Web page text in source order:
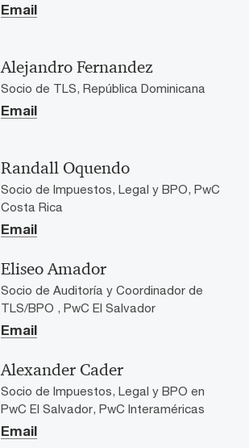
Email
Alejandro Fernandez
Socio de TLS, República Dominicana
Email
Randall Oquendo
Socio de Impuestos, Legal y BPO, PwC
Costa Rica
Email
Eliseo Amador
Socio de Auditoría y Coordinador de
TLS/BPO , PwC El Salvador
Email
Alexander Cader
Socio de Impuestos, Legal y BPO en
PwC El Salvador, PwC Interaméricas
Email